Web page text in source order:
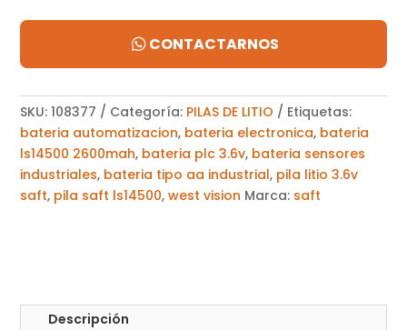
CONTACTARNOS
SKU:108377 Categoría: PILAS DE LITIO
Etiquetas:
bateria automatizacion, bateria electronica, bateria
ls14500 2600mah, bateria plc 3.6v, bateria sensores
industriales, bateria tipo aa industrial, pila litio 3.6v
saft, pila saft ls14500,west vision Marca: saft
Descripción